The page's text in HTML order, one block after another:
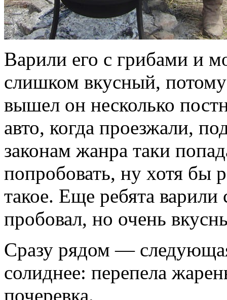
Варили его с грибами и
слишком вкусный, потому
вышел он несколько
авто, когда проезжали,
законам жанра таки
попробовать, ну хотя бы
такое. Еще ребята
пробовал, но очень
Сразу рядом —
солиднее: перепела
почеревка.